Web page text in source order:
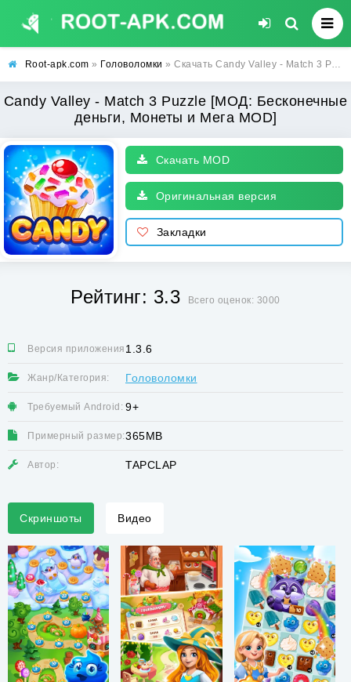
Root-apk.com » Головоломки » Скачать Candy Valley - Match 3 Puzzle [МОД: Бесконечные деньги, Монеты и Мега MOD] | Взлом Candy Valley - Match 3 Puzzle на Андроид
Candy Valley - Match 3 Puzzle [МОД: Бесконечные
деньги, Монеты и Мега MOD]
Скачать MOD
Оригинальная версия
Закладки
Рейтинг: 3.3 Всего оценок: 3000
Версия приложения:1.3.6
Жанр/Категория: Головоломки
Требуемый Android: 9+
Примерный размер:365MB
Автор: TAPCLAP
Скриншоты Видео